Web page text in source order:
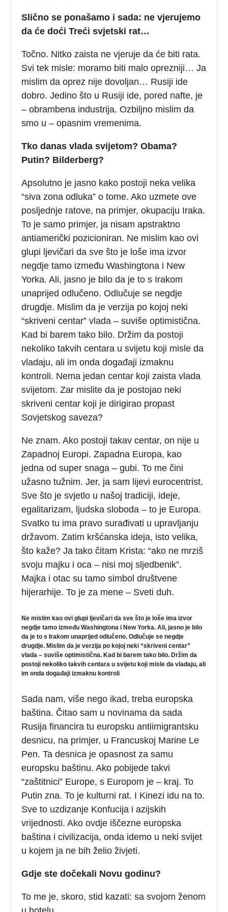
Slično se ponašamo i sada: ne vjerujemo
da će doći Treći svjetski rat…
Točno. Nitko zaista ne vjeruje da će biti rata.
Svi tek misle: moramo biti malo oprezniji… Ja
mislim da oprez nije dovoljan… Rusiji ide
dobro. Jedino što u Rusiji ide, pored nafte, je
– obrambena industrija. Ozbiljno mislim da
smo u – opasnim vremenima.
Tko danas vlada svijetom? Obama?
Putin? Bilderberg?
Apsolutno je jasno kako postoji neka velika
“siva zona odluka” o tome. Ako uzmete ove
posljednje ratove, na primjer, okupaciju Iraka.
To je samo primjer, ja nisam apstraktno
antiamerički pozicioniran. Ne mislim kao ovi
glupi ljevičari da sve što je loše ima izvor
negdje tamo između Washingtona i New
Yorka. Ali, jasno je bilo da je to s Irakom
unaprijed odlučeno. Odlučuje se negdje
drugdje. Mislim da je verzija po kojoj neki
“skriveni centar” vlada – suviše optimistična.
Kad bi barem tako bilo. Držim da postoji
nekoliko takvih centara u svijetu koji misle da
vladaju, ali im onda događaji izmaknu
kontroli. Nema jedan centar koji zaista vlada
svijetom. Zar mislite da je postojao neki
skriveni centar koji je dirigirao propast
Sovjetskog saveza?
Ne znam. Ako postoji takav centar, on nije u
Zapadnoj Europi. Zapadna Europa, kao
jedna od super snaga – gubi. To me čini
užasno tužnim. Jer, ja sam lijevi eurocentrist.
Sve što je svjetlo u našoj tradiciji, ideje,
egalitarizam, ljudska sloboda – to je Europa.
Svatko tu ima pravo surađivati u upravljanju
državom. Zatim kršćanska ideja, isto velika,
što kaže? Ja tako čitam Krista: “ako ne mrziš
svoju majku i oca – nisi moj sljedbenik”.
Majka i otac su tamo simbol društvene
hijerarhije. To je za mene – Sveti duh.
Ne mislim kao ovi glupi ljevičari da sve što je loše ima izvor
negdje tamo između Washingtona i New Yorka. Ali, jasno je bilo
da je to s Irakom unaprijed odlučeno. Odlučuje se negdje
drugdje. Mislim da je verzija po kojoj neki “skriveni centar”
vlada – suviše optimistična. Kad bi barem tako bilo. Držim da
postoji nekoliko takvih centara u svijetu koji misle da vladaju, ali
im onda događaji izmaknu kontroli
Sada nam, više nego ikad, treba europska
baština. Čitao sam u novinama da sada
Rusija financira tu europsku antiimigrantsku
desnicu, na primjer, u Francuskoj Marine Le
Pen. Ta desnica je opasnost za samu
europsku baštinu. Ako pobijede takvi
“zaštitnici” Europe, s Europom je – kraj. To
Putin zna. To je kulturni rat. I Kinezi idu na to.
Sve to uzdizanje Konfucija i azijskih
vrijednosti. Ako ovdje iščezne europska
baština i civilizacija, onda idemo u neki svijet
u kojem ja ne bih želio živjeti.
Gdje ste dočekali Novu godinu?
To me je, skoro, stid kazati: sa svojom ženom